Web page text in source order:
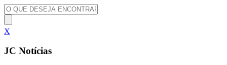
X
JC Notícias